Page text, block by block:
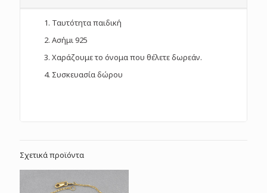
Ταυτότητα παιδική
Ασήμι 925
Χαράζουμε το όνομα που θέλετε δωρεάν.
Συσκευασία δώρου
Σχετικά προϊόντα